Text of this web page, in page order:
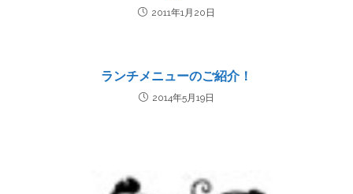
2011年1月20日
ランチメニューのご紹介！
2014年5月19日